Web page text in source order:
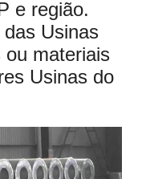
e região.
Usinas
ou materiais
Usinas do